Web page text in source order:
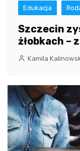
Edukacja
Szczecin
żłobkach –
Kamila